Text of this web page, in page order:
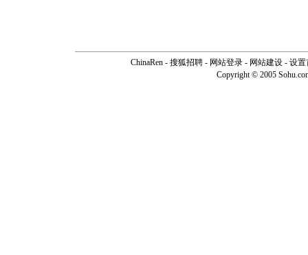
ChinaRen - 搜狐招聘 - 网站登录 - 网站建设 - 设置
Copyright © 2005